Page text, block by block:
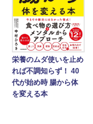
栄養のムダ使いを止め
れば不調知らず！ 40
代が始め時 腸から体
を変える本